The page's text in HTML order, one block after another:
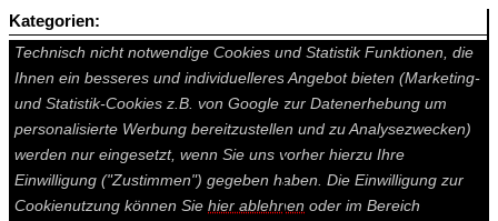
Auf dieser Seite werden technisch notwendige Cookies gesetzt.
Technisch nicht notwendige Cookies und Statistik Funktionen, die
Ihnen ein besseres und individuelleres Angebot bieten (Marketing-
und Statistik-Cookies z.B. von Google zur Datenerhebung um
personalisierte Werbung bereitzustellen und zu Analysezwecken)
werden nur eingesetzt, wenn Sie uns vorher hierzu Ihre
Einwilligung ("Zustimmen") gegeben haben. Die Einwilligung zur
Cookienutzung können Sie hier ablehnen oder im Bereich
Kategorien: